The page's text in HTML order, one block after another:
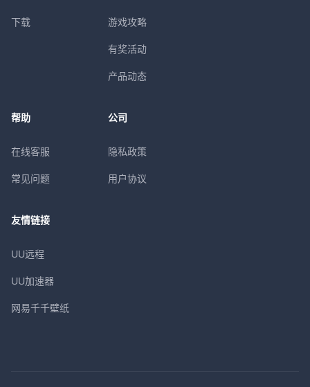
下载 游戏攻略
有奖活动
产品动态
帮助
在线客服
常见问题
公司
隐私政策
用户协议
友情链接
UU远程
UU加速器
网易千千壁纸